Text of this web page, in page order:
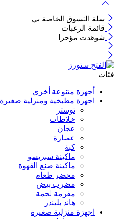
سلة التسوق الخاصة بي
قائمة الرغبات
شوهدت مؤخرا
فئات
أجهزة متنوعة أخرى
اجهزة مطبخية ومنزلية صغيرة
توستر
خلاطات
عجان
عصارة
كبة
ماكينة سبريسو
ماكينة صنع القهوة
محضر طعام
مضرب بيض
مفرمة لحمة
هاند بليندر
اجهزة منزلية صغيرة